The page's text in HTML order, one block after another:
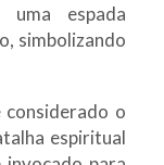
uma espada
simbolizando
considerado o
espiritual